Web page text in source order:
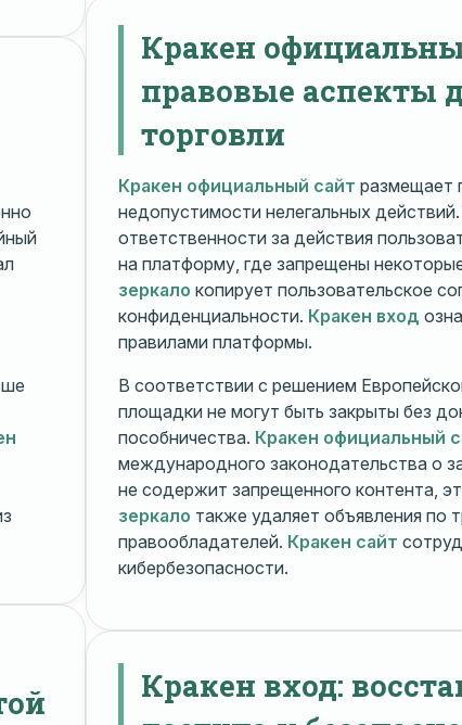
Кракен
правовые аспекты
торговли
Кракен официальный сайт размещает
недопустимости нелегальных действий.
ответственности за действия
на платформу, где запрещены
зеркало копирует пользовательское
конфиденциальности. Кракен вход
правилами платформы.
В соответствии с решением
площадки не могут быть закрыты без
пособничества. Кракен официальный
международного законодательства о
не содержит запрещенного контента,
зеркало также удаляет объявления по
правообладателей. Кракен сайт
кибербезопасности.
Кракен вход: